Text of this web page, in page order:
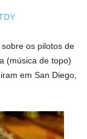
os pilotos de
(música de topo)
em San Diego,